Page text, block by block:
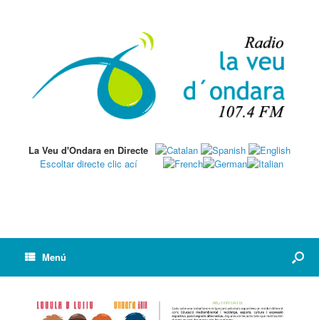
La Veu d'Ondara en Directe
Escoltar directe clic ací
Menú